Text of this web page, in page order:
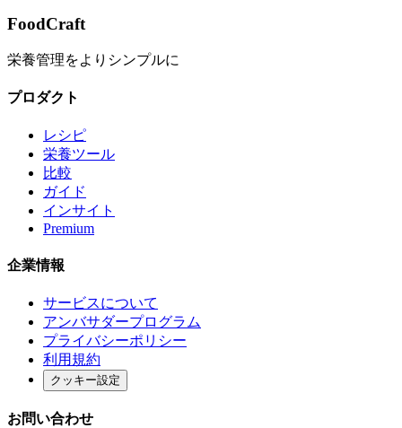
FoodCraft
栄養管理をよりシンプルに
プロダクト
レシピ
栄養ツール
比較
ガイド
インサイト
Premium
企業情報
サービスについて
アンバサダープログラム
プライバシーポリシー
利用規約
クッキー設定
お問い合わせ